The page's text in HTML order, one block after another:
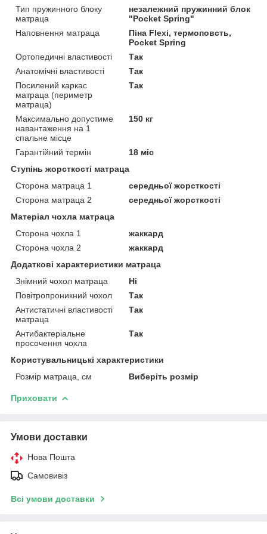
Тип пружинного блоку
матраца
незалежний пружинний блок
"Pocket Spring"
Наповнення матраца
Піна Flexi, термоповсть,
Pocket Spring
Ортопедичні властивості
Так
Анатомічні властивості
Так
Посилений каркас
матраца (периметр
матраца)
Так
Максимально допустиме
навантаження на 1
спальне місце
150 кг
Гарантійний термін
18 міс
Ступінь жорсткості матраца
Сторона матраца 1
середньої жорсткості
Сторона матраца 2
середньої жорсткості
Матеріал чохла матраца
Сторона чохла 1
жаккард
Сторона чохла 2
жаккард
Додаткові характеристики матраца
Знімний чохол матраца
Ні
Повітропроникний чохол
Так
Антистатичні властивості
матраца
Так
Антибактеріальне
просочення чохла
Так
Користувальницькі характеристики
Розмір матраца, см
Виберіть розмір
Приховати
Умови доставки
Нова Пошта
Самовивіз
Всі умови доставки